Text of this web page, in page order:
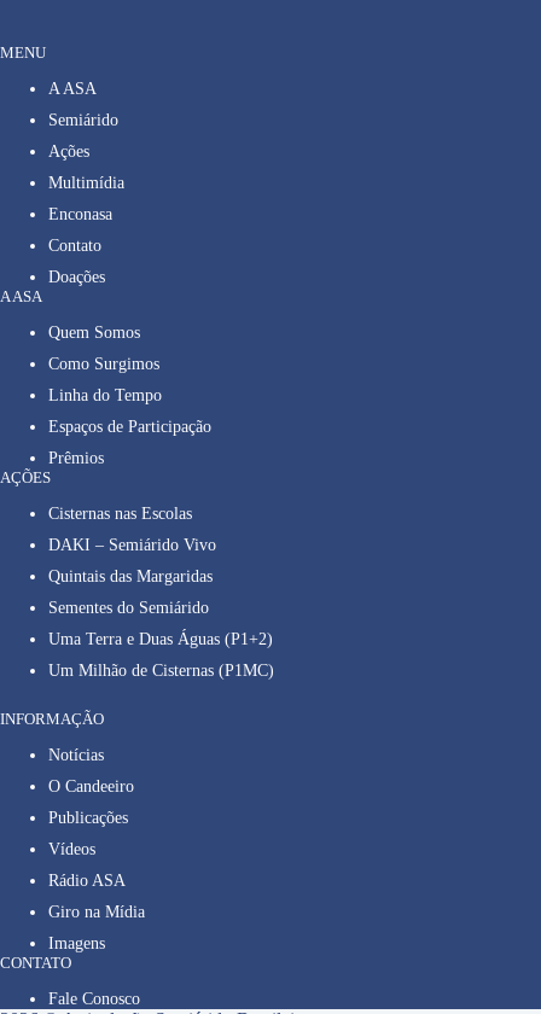
MENU
A ASA
Semiárido
Ações
Multimídia
Enconasa
Contato
Doações
A ASA
Quem Somos
Como Surgimos
Linha do Tempo
Espaços de Participação
Prêmios
AÇÕES
Cisternas nas Escolas
DAKI – Semiárido Vivo
Quintais das Margaridas
Sementes do Semiárido
Uma Terra e Duas Águas (P1+2)
Um Milhão de Cisternas (P1MC)
INFORMAÇÃO
Notícias
O Candeeiro
Publicações
Vídeos
Rádio ASA
Giro na Mídia
Imagens
CONTATO
Fale Conosco